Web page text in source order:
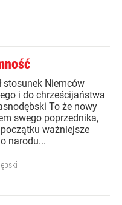
stosunek Niemców
i do chrześcijaństwa
To że nowy
swego poprzednika,
ważniejsze
narodu...